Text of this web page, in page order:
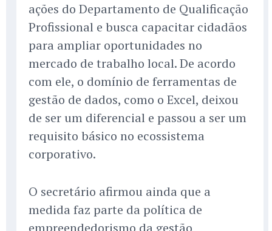
ações do Departamento de Qualificação
Profissional e busca capacitar cidadãos
para ampliar oportunidades no
mercado de trabalho local. De acordo
com ele, o domínio de ferramentas de
gestão de dados, como o Excel, deixou
de ser um diferencial e passou a ser um
requisito básico no ecossistema
corporativo.
O secretário afirmou ainda que a
medida faz parte da política de